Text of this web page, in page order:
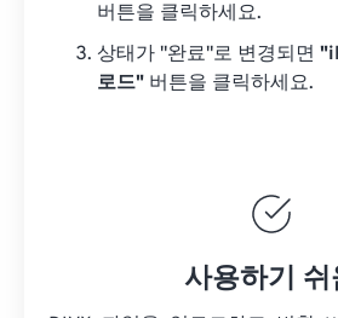
버튼을 클릭하세요.
상태가 "완료"로 변경되면
로드" 버튼을 클릭하세요.
사용하기 쉬